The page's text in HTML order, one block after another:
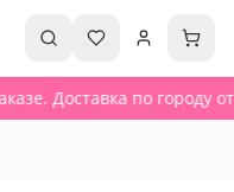
Доставка по городу